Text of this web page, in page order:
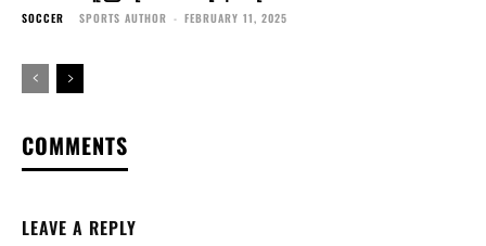
SOCCER SPORTS AUTHOR - FEBRUARY 11, 2025
COMMENTS
LEAVE A REPLY